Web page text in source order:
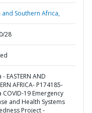
and Southern Africa,
28
EASTERN AND
AFRICA- P174185-
COVID-19 Emergency
and Health Systems
Project -